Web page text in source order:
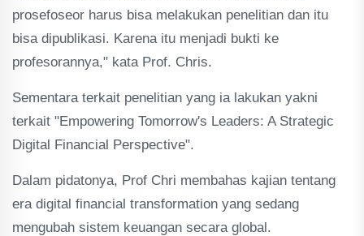
prosefoseor harus bisa melakukan penelitian dan itu
bisa dipublikasi. Karena itu menjadi bukti ke
profesorannya," kata Prof. Chris.
Sementara terkait penelitian yang ia lakukan yakni
terkait "Empowering Tomorrow's Leaders: A Strategic
Digital Financial Perspective".
Dalam pidatonya, Prof Chri membahas kajian tentang
era digital financial transformation yang sedang
mengubah sistem keuangan secara global.